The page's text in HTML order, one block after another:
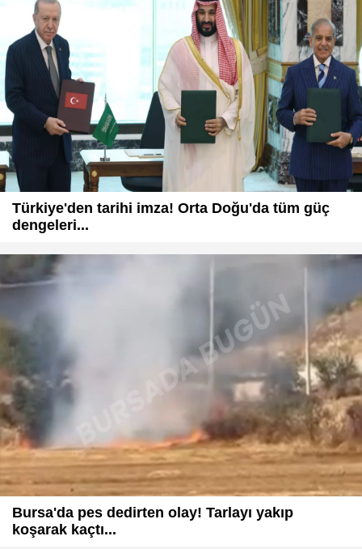
Türkiye'den tarihi imza! Orta Doğu'da tüm güç
dengeleri...
Bursa'da pes dedirten olay! Tarlayı yakıp
koşarak kaçtı...